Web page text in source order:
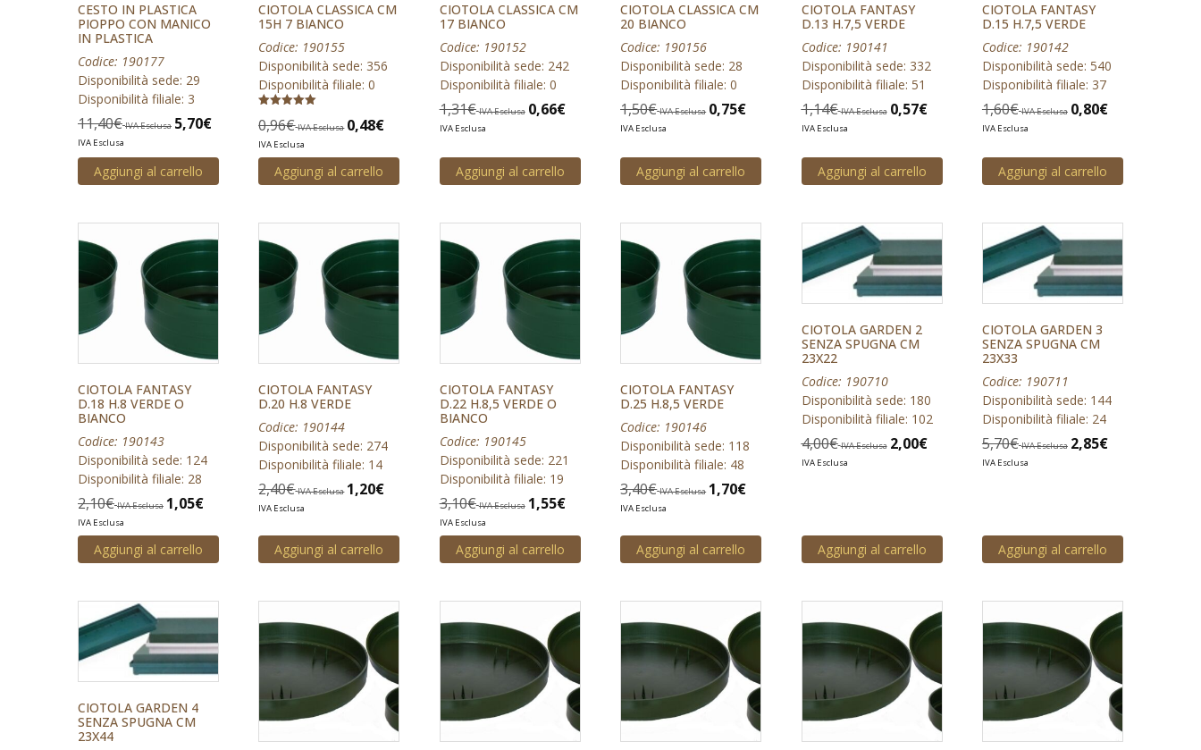
CESTO IN PLASTICA
PIOPPO CON MANICO
IN PLASTICA
Codice: 190177
Disponibilità sede: 29
Disponibilità filiale: 3
11,40€ IVA Esclusa 5,70€
IVA Esclusa
Aggiungi al carrello
CIOTOLA CLASSICA CM
15H 7 BIANCO
Codice: 190155
Disponibilità sede: 356
Disponibilità filiale: 0
5.00
0,96€ IVA Esclusa 0,48€
IVA Esclusa
Aggiungi al carrello
CIOTOLA CLASSICA CM
17 BIANCO
Codice: 190152
Disponibilità sede: 242
Disponibilità filiale: 0
1,31€ IVA Esclusa 0,66€
IVA Esclusa
Aggiungi al carrello
CIOTOLA CLASSICA CM
20 BIANCO
Codice: 190156
Disponibilità sede: 28
Disponibilità filiale: 0
1,50€ IVA Esclusa 0,75€
IVA Esclusa
Aggiungi al carrello
CIOTOLA FANTASY
D.13 H.7,5 VERDE
Codice: 190141
Disponibilità sede: 332
Disponibilità filiale: 51
1,14€ IVA Esclusa 0,57€
IVA Esclusa
Aggiungi al carrello
CIOTOLA FANTASY
D.15 H.7,5 VERDE
Codice: 190142
Disponibilità sede: 540
Disponibilità filiale: 37
1,60€ IVA Esclusa 0,80€
IVA Esclusa
Aggiungi al carrello
CIOTOLA FANTASY
D.18 H.8 VERDE O
BIANCO
Codice: 190143
Disponibilità sede: 124
Disponibilità filiale: 28
2,10€ IVA Esclusa 1,05€
IVA Esclusa
Aggiungi al carrello
CIOTOLA FANTASY
D.20 H.8 VERDE
Codice: 190144
Disponibilità sede: 274
Disponibilità filiale: 14
2,40€ IVA Esclusa 1,20€
IVA Esclusa
Aggiungi al carrello
CIOTOLA FANTASY
D.22 H.8,5 VERDE O
BIANCO
Codice: 190145
Disponibilità sede: 221
Disponibilità filiale: 19
3,10€ IVA Esclusa 1,55€
IVA Esclusa
Aggiungi al carrello
CIOTOLA FANTASY
D.25 H.8,5 VERDE
Codice: 190146
Disponibilità sede: 118
Disponibilità filiale: 48
3,40€ IVA Esclusa 1,70€
IVA Esclusa
Aggiungi al carrello
CIOTOLA GARDEN 2
SENZA SPUGNA CM
23X22
Codice: 190710
Disponibilità sede: 180
Disponibilità filiale: 102
4,00€ IVA Esclusa 2,00€
IVA Esclusa
Aggiungi al carrello
CIOTOLA GARDEN 3
SENZA SPUGNA CM
23X33
Codice: 190711
Disponibilità sede: 144
Disponibilità filiale: 24
5,70€ IVA Esclusa 2,85€
IVA Esclusa
Aggiungi al carrello
CIOTOLA GARDEN 4
SENZA SPUGNA CM
23X44